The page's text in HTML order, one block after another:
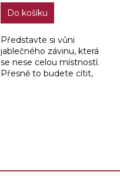
Do košíku
Představte si vůni
jablečného závinu, která
se nese celou místností.
Přesně to budete cítit,